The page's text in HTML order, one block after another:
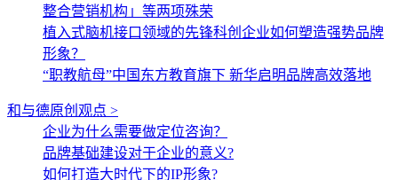
整合营销机构」等两项殊荣
植入式脑机接口领域的先锋科创企业如何塑造强势品牌
形象？
“职教航母”中国东方教育旗下 新华启明品牌高效落地
和与德原创观点 >
企业为什么需要做定位咨询？
品牌基础建设对于企业的意义?
如何打造大时代下的IP形象?